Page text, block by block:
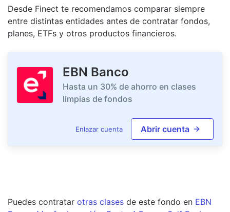
Desde Finect te recomendamos comparar siempre
entre distintas entidades antes de contratar fondos,
planes, ETFs y otros productos financieros.
EBN Banco
Hasta un 30% de ahorro en clases
limpias de fondos
Enlazar cuenta Abrir cuenta
Puedes contratar otras clases de este fondo en EBN